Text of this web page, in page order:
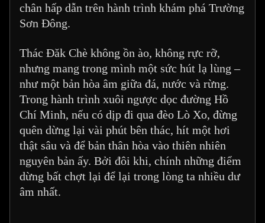
chân hấp dẫn trên hành trình khám phá Trường
Sơn Đông.
Thác Đăk Chè không ồn ào, không rực rỡ,
nhưng mang trong mình một sức hút lạ lùng –
như một bản hòa âm giữa đá, nước và rừng.
Trong hành trình xuôi ngược dọc đường Hồ
Chí Minh, nếu có dịp đi qua đèo Lò Xo, đừng
quên dừng lại vài phút bên thác, hít một hơi
thật sâu và để bản thân hòa vào thiên nhiên
nguyên bản ấy. Bởi đôi khi, chính những điểm
dừng bất chợt lại để lại trong lòng ta nhiều dư
âm nhất.